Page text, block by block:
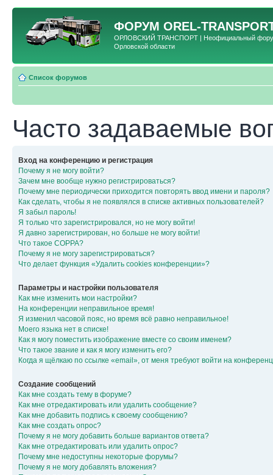
ФОРУМ OREL-
ОРЛОВСКИЙ ТРАНСПОРТ | Неофициальный форум
Орловской области
Список форумов
Часто задаваемые
Вход на конференцию и регистрация
Почему я не могу войти?
Зачем мне вообще нужно регистрироваться?
Почему мне периодически приходится повторять ввод имени и пароля?
Как сделать, чтобы я не появлялся в списке активных пользователей?
Я забыл пароль!
Я только что зарегистрировался, но не могу войти!
Я давно зарегистрирован, но больше не могу войти!
Что такое COPPA?
Почему я не могу зарегистрироваться?
Что делает функция «Удалить cookies конференции»?
Параметры и настройки пользователя
Как мне изменить мои настройки?
На конференции неправильное время!
Я изменил часовой пояс, но время всё равно неправильное!
Моего языка нет в списке!
Как я могу поместить изображение вместе со своим именем?
Что такое звание и как я могу изменить его?
Когда я щёлкаю по ссылке «email», от меня требуют войти на
Создание сообщений
Как мне создать тему в форуме?
Как мне отредактировать или удалить сообщение?
Как мне добавить подпись к своему сообщению?
Как мне создать опрос?
Почему я не могу добавить больше вариантов ответа?
Как мне отредактировать или удалить опрос?
Почему мне недоступны некоторые форумы?
Почему я не могу добавлять вложения?